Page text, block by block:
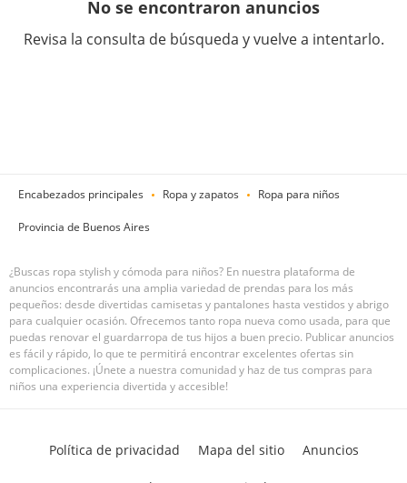
No se encontraron anuncios
Revisa la consulta de búsqueda y vuelve a intentarlo.
Encabezados principales Ropa y zapatos Ropa para niños
Provincia de Buenos Aires
¿Buscas ropa stylish y cómoda para niños? En nuestra plataforma de
anuncios encontrarás una amplia variedad de prendas para los más
pequeños: desde divertidas camisetas y pantalones hasta vestidos y abrigo
para cualquier ocasión. Ofrecemos tanto ropa nueva como usada, para que
puedas renovar el guardarropa de tus hijos a buen precio. Publicar anuncios
es fácil y rápido, lo que te permitirá encontrar excelentes ofertas sin
complicaciones. ¡Únete a nuestra comunidad y haz de tus compras para
niños una experiencia divertida y accesible!
Política de privacidad Mapa del sitio Anuncios